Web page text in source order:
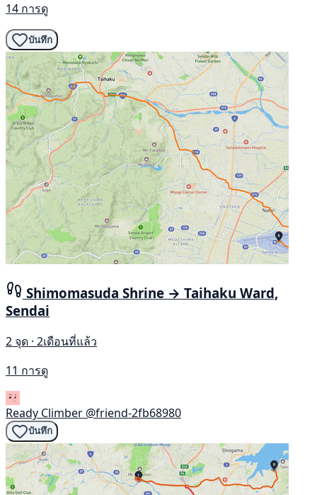
14 การดู
บันทึก
Shimomasuda Shrine → Taihaku Ward,
Sendai
2 จุด · 2เดือนที่แล้ว
11 การดู
Ready Climber @friend-2fb68980
บันทึก